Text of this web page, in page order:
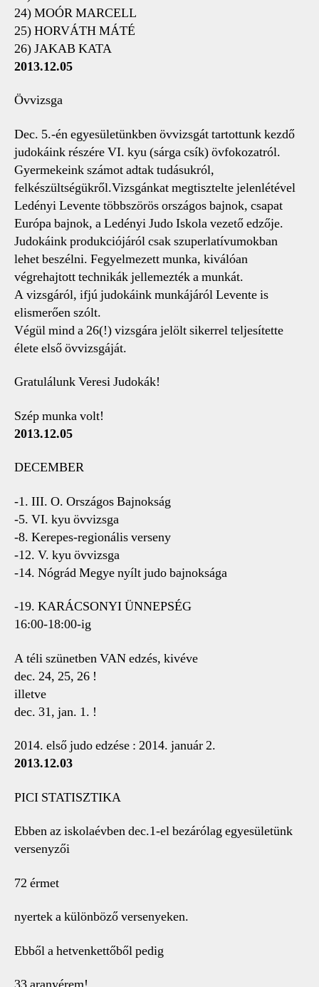
24) MOÓR MARCELL
25) HORVÁTH MÁTÉ
26) JAKAB KATA
2013.12.05
Övvizsga
Dec. 5.-én egyesületünkben övvizsgát tartottunk kezdő
judokáink részére VI. kyu (sárga csík) övfokozatról.
Gyermekeink számot adtak tudásukról,
felkészültségükről.Vizsgánkat megtisztelte jelenlétével
Ledényi Levente többszörös országos bajnok, csapat
Európa bajnok, a Ledényi Judo Iskola vezető edzője.
Judokáink produkciójáról csak szuperlatívumokban
lehet beszélni. Fegyelmezett munka, kiválóan
végrehajtott technikák jellemezték a munkát.
A vizsgáról, ifjú judokáink munkájáról Levente is
elismerően szólt.
Végül mind a 26(!) vizsgára jelölt sikerrel teljesítette
élete első övvizsgáját.
Gratulálunk Veresi Judokák!
Szép munka volt!
2013.12.05
DECEMBER
-1. III. O. Országos Bajnokság
-5. VI. kyu övvizsga
-8. Kerepes-regionális verseny
-12. V. kyu övvizsga
-14. Nógrád Megye nyílt judo bajnoksága
-19. KARÁCSONYI ÜNNEPSÉG
16:00-18:00-ig
A téli szünetben VAN edzés, kivéve
dec. 24, 25, 26 !
illetve
dec. 31, jan. 1. !
2014. első judo edzése : 2014. január 2.
2013.12.03
PICI STATISZTIKA
Ebben az iskolaévben dec.1-el bezárólag egyesületünk
versenyzői
72 érmet
nyertek a különböző versenyeken.
Ebből a hetvenkettőből pedig